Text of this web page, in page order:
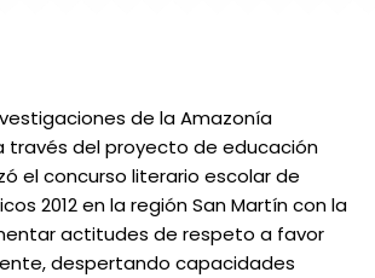
de la Amazonía
través del proyecto de educación
el concurso literario escolar de
2012 en la región San Martín con la
actitudes de respeto a favor
despertando capacidades